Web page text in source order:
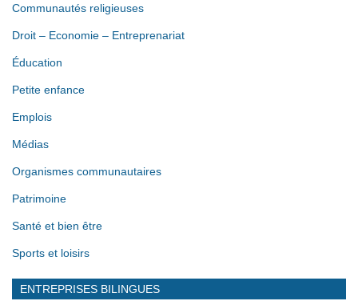
Communautés religieuses
Droit – Economie – Entreprenariat
Éducation
Petite enfance
Emplois
Médias
Organismes communautaires
Patrimoine
Santé et bien être
Sports et loisirs
ENTREPRISES BILINGUES